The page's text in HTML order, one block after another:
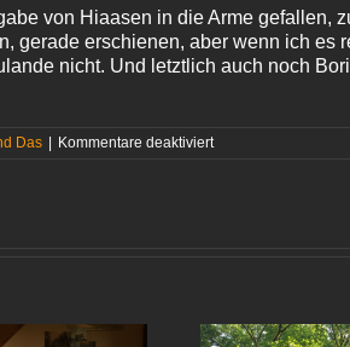
von Hiaasen in die Arme gefallen,
gerade erschienen, aber wenn ich es
nicht. Und letztlich auch noch
Das | Kommentare deaktiviertfür